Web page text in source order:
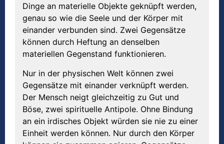
Dinge an materielle Objekte geknüpft werden,
genau so wie die Seele und der Körper mit
einander verbunden sind. Zwei Gegensätze
können durch Heftung an denselben
materiellen Gegenstand funktionieren.
Nur in der physischen Welt können zwei
Gegensätze mit einander verknüpft werden.
Der Mensch neigt gleichzeitig zu Gut und
Böse, zwei spirituelle Antipole. Ohne Bindung
an ein irdisches Objekt würden sie nie zu einer
Einheit werden können. Nur durch den Körper